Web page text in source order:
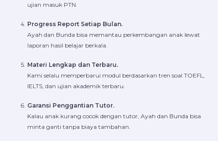
ujian masuk PTN.
Progress Report Setiap Bulan.
Ayah dan Bunda bisa memantau perkembangan anak lewat
laporan hasil belajar berkala.
Materi Lengkap dan Terbaru.
Kami selalu memperbarui modul berdasarkan tren soal TOEFL,
IELTS, dan ujian akademik terbaru.
Garansi Penggantian Tutor.
Kalau anak kurang cocok dengan tutor, Ayah dan Bunda bisa
minta ganti tanpa biaya tambahan.